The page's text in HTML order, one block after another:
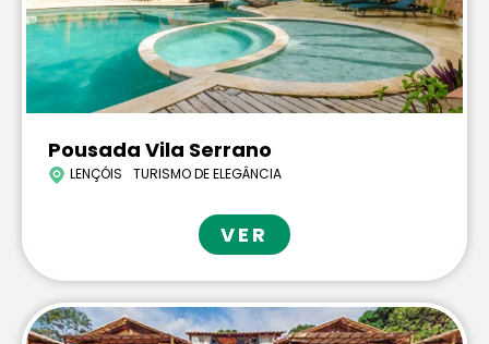
Pousada Vila Serrano
LENÇÓIS TURISMO DE ELEGÂNCIA
VER